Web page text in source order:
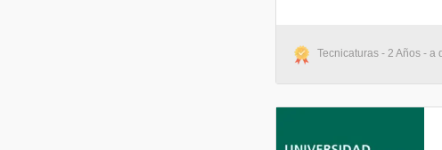
Tecnicaturas - 2 Años - a